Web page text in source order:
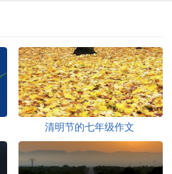
清明节的七年级作文